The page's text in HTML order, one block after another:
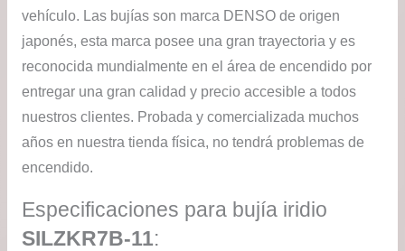
vehículo. Las bujías son marca DENSO de origen
japonés, esta marca posee una gran trayectoria y es
reconocida mundialmente en el área de encendido por
entregar una gran calidad y precio accesible a todos
nuestros clientes. Probada y comercializada muchos
años en nuestra tienda física, no tendrá problemas de
encendido.
Especificaciones para bujía iridio
SILZKR7B-11: